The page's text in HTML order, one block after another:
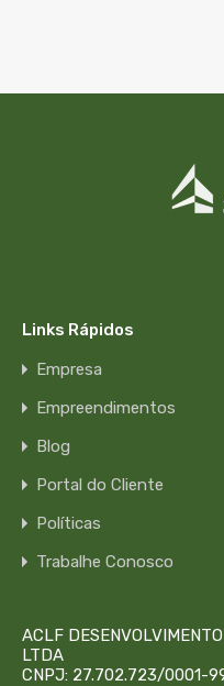
Links Rápidos
Empresa
Empreendimentos
Blog
Portal do Cliente
Políticas
Trabalhe Conosco
ACLF
LTDA
CNPJ: 27.702.723/0001-